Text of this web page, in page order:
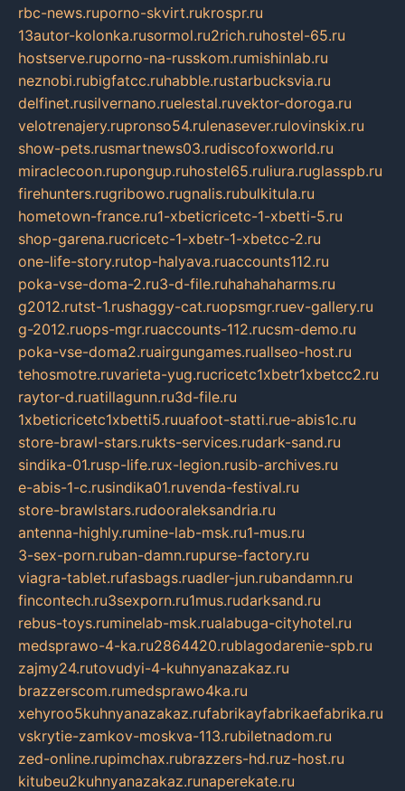
rbc-news.ruporno-skvirt.rukrospr.ru
13autor-kolonka.rusormol.ru2rich.ruhostel-65.ru
hostserve.ruporno-na-russkom.rumishinlab.ru
neznobi.rubigfatcc.ruhabble.rustarbucksvia.ru
delfinet.rusilvernano.ruelestal.ruvektor-doroga.ru
velotrenajery.rupronso54.rulenasever.rulovinskix.ru
show-pets.rusmartnews03.rudiscofoxworld.ru
miraclecoon.rupongup.ruhostel65.ruliura.ruglasspb.ru
firehunters.rugribowo.rugnalis.rubulkitula.ru
hometown-france.ru1-xbeticricetc-1-xbetti-5.ru
shop-garena.rucricetc-1-xbetr-1-xbetcc-2.ru
one-life-story.rutop-halyava.ruaccounts112.ru
poka-vse-doma-2.ru3-d-file.ruhahahaharms.ru
g2012.rutst-1.rushaggy-cat.ruopsmgr.ruev-gallery.ru
g-2012.ruops-mgr.ruaccounts-112.rucsm-demo.ru
poka-vse-doma2.ruairgungames.ruallseo-host.ru
tehosmotre.ruvarieta-yug.rucricetc1xbetr1xbetcc2.ru
raytor-d.ruatillagunn.ru3d-file.ru
1xbeticricetc1xbetti5.ruuafoot-statti.rue-abis1c.ru
store-brawl-stars.rukts-services.rudark-sand.ru
sindika-01.rusp-life.rux-legion.rusib-archives.ru
e-abis-1-c.rusindika01.ruvenda-festival.ru
store-brawlstars.rudooraleksandria.ru
antenna-highly.rumine-lab-msk.ru1-mus.ru
3-sex-porn.ruban-damn.rupurse-factory.ru
viagra-tablet.rufasbags.ruadler-jun.rubandamn.ru
fincontech.ru3sexporn.ru1mus.rudarksand.ru
rebus-toys.ruminelab-msk.rualabuga-cityhotel.ru
medsprawo-4-ka.ru2864420.rublagodarenie-spb.ru
zajmy24.rutovudyi-4-kuhnyanazakaz.ru
brazzerscom.rumedsprawo4ka.ru
xehyroo5kuhnyanazakaz.rufabrikayfabrikaefabrika.ru
vskrytie-zamkov-moskva-113.rubiletnadom.ru
zed-online.rupimchax.rubrazzers-hd.ruz-host.ru
kitubeu2kuhnyanazakaz.runaperekate.ru